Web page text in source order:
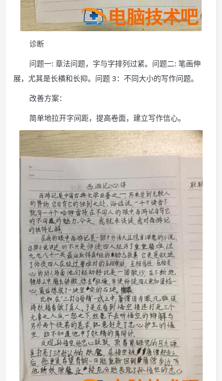
诊断
问题一: 章法问题，字与字排列过紧。问题二: 笔画伸
展，尤其是长横和长抑。问题 3：不同大小的写作问题。
改善方案：
简单地拉开字间距，提高卷面，建立写作信心。